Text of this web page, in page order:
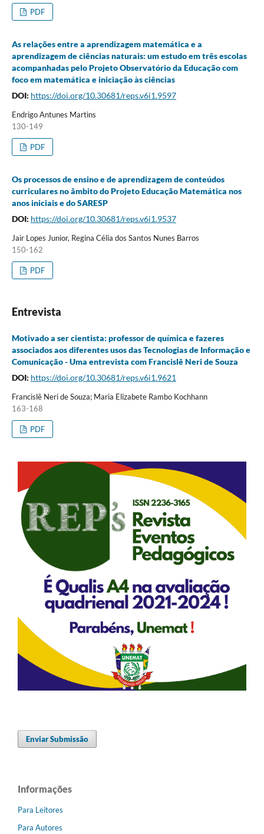
PDF
As relações entre a aprendizagem matemática e a
aprendizagem de ciências naturais: um estudo em três escolas
acompanhadas pelo Projeto Observatório da Educação com
foco em matemática e iniciação às ciências
DOI: https://doi.org/10.30681/reps.v6i1.9597
Endrigo Antunes Martins
130-149
PDF
Os processos de ensino e de aprendizagem de conteúdos
curriculares no âmbito do Projeto Educação Matemática nos
anos iniciais e do SARESP
DOI: https://doi.org/10.30681/reps.v6i1.9537
Jair Lopes Junior, Regina Célia dos Santos Nunes Barros
150-162
PDF
Entrevista
Motivado a ser cientista: professor de química e fazeres
associados aos diferentes usos das Tecnologias de Informação e
Comunicação - Uma entrevista com Francislê Neri de Souza
DOI: https://doi.org/10.30681/reps.v6i1.9621
Francislê Neri de Souza; Maria Elizabete Rambo Kochhann
163-168
PDF
Enviar Submissão
Informações
Para Leitores
Para Autores